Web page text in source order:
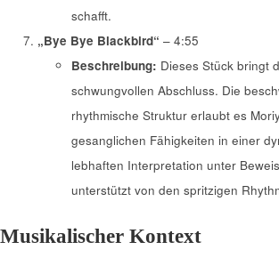
schafft.
„Bye Bye Blackbird“ – 4:55
Beschreibung: Dieses Stück bringt
schwungvollen Abschluss. Die
rhythmische Struktur erlaubt es
gesanglichen Fähigkeiten in einer
lebhaften Interpretation unter
unterstützt von den spritzigen
Musikalischer Kontext